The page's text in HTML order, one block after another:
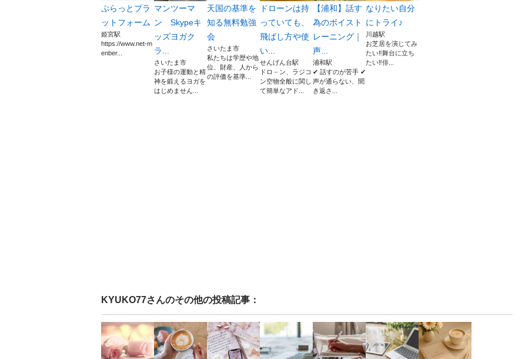
ぷらっとプラ
ットフォーム
姫宮駅
https://www.net-m
enber...
マンツーマ
ン Skypeキ
ッズヨガク
ラ...
さいたま市
お子様の運動と精
神を鍛えるヨガを
はじめません...
天国の基準を
知る無料勉強
会
さいたま市
私たちは学歴や地
位、財産、人から
の評価を基準...
ドローンは持
っていても、
飛ばし方や使
い...
せんげん台駅
ドロ－ン、ラジコ
ン空物全般に関し
て簡単なアド...
【浦和】話す
為のボイスト
レーニング｜
声...
浦和駅
✔ 話すのが苦手 ✔
声が通らない、聞
き返さ...
なりたい自分
にトライ♪
川越駅
お芝居を演じてみ
たい‼︎舞台に立ち
たい‼︎俳...
KYUKO77さんのその他の投稿記事：